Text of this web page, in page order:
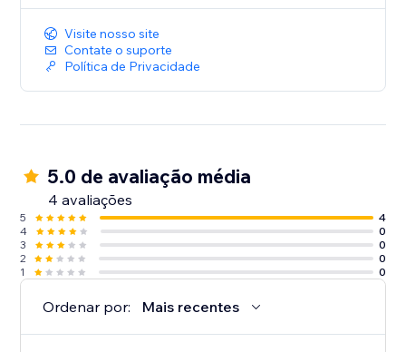
Visite nosso site
Contate o suporte
Política de Privacidade
5.0 de avaliação média
4 avaliações
5
4
4
0
3
0
2
0
1
0
Ordenar por: Mais recentes